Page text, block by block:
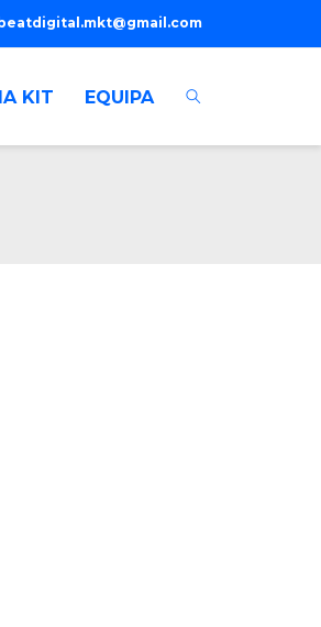
beatdigital.mkt@gmail.com
KIT EQUIPA